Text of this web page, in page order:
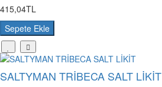
415,04TL
Sepete Ekle
SALTYMAN TRİBECA SALT LİKİT